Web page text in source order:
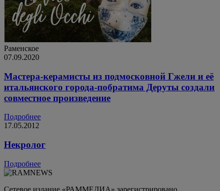
Раменское
07.09.2020
Мастера-керамисты из подмосковной Гжели и её
итальянского города-побратима Деруты создали
совместное произведение
Подробнее
17.05.2012
Некролог
Подробнее
Сетевое издание «РАММЕДИА» зарегистрировано